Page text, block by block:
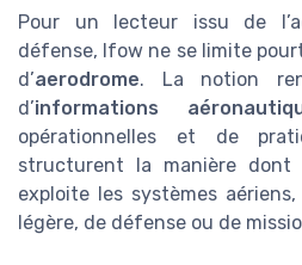
Pour un lecteur issu de
défense, lfow ne se limite
d’aerodrome. La notion
d’informations
opérationnelles et de
structurent la manière
exploite les systèmes aériens,
légère, de défense ou de